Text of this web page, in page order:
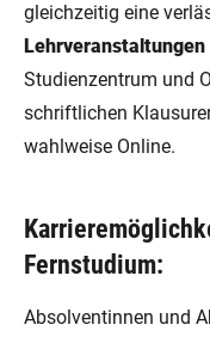
gleichzeitig eine
Lehrveranstaltungen
Studienzentrum und
schriftlichen
wahlweise Online.
Fernstudium:
Absolventinnen und